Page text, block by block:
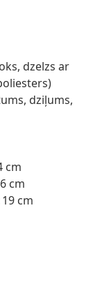
dzelzs ar
dziļums,
cm
cm
cm